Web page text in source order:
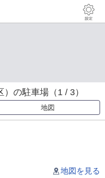
の駐車場（1 / 3）
地図
地図を見る